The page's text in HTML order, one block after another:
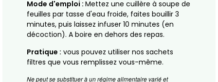
Mode d'emploi : Mettez une cuillère à soupe de
feuilles par tasse d'eau froide, faites bouillir 3
minutes, puis laissez infuser 10 minutes (en
décoction). A boire en dehors des repas.
Pratique : vous pouvez utiliser nos sachets
filtres que vous remplissez vous-même.
Ne peut se substituer à un régime alimentaire varié et